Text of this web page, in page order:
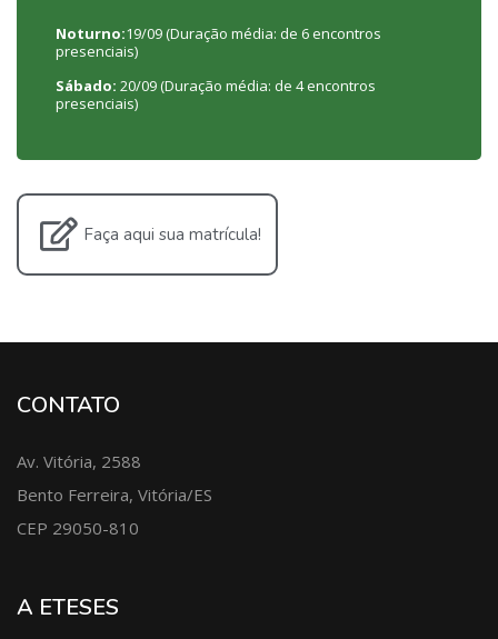
Noturno:19/09 (Duração média: de 6 encontros
presenciais)
Sábado: 20/09 (Duração média: de 4 encontros
presenciais)
Faça aqui sua matrícula!
CONTATO
Av. Vitória, 2588
Bento Ferreira, Vitória/ES
CEP 29050-810
A ETESES